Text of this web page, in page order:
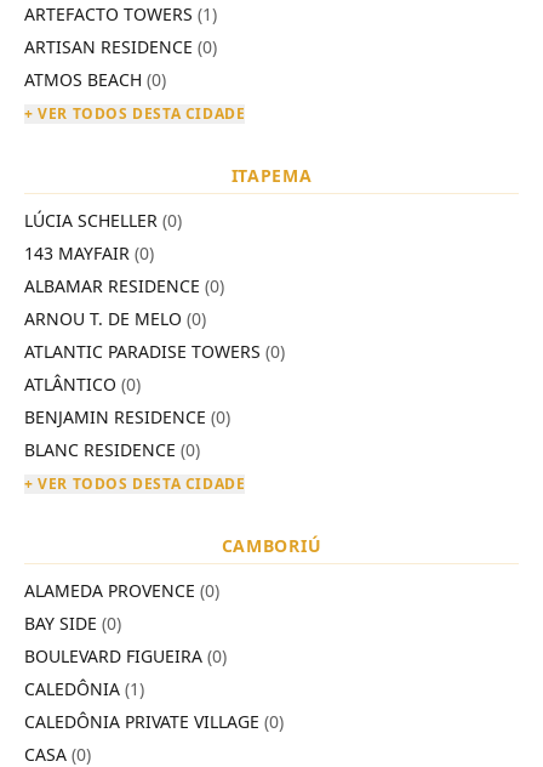
ARTEFACTO TOWERS (1)
ARTISAN RESIDENCE (0)
ATMOS BEACH (0)
+ VER TODOS DESTA CIDADE
ITAPEMA
LÚCIA SCHELLER (0)
143 MAYFAIR (0)
ALBAMAR RESIDENCE (0)
ARNOU T. DE MELO (0)
ATLANTIC PARADISE TOWERS (0)
ATLÂNTICO (0)
BENJAMIN RESIDENCE (0)
BLANC RESIDENCE (0)
+ VER TODOS DESTA CIDADE
CAMBORIÚ
ALAMEDA PROVENCE (0)
BAY SIDE (0)
BOULEVARD FIGUEIRA (0)
CALEDÔNIA (1)
CALEDÔNIA PRIVATE VILLAGE (0)
CASA (0)